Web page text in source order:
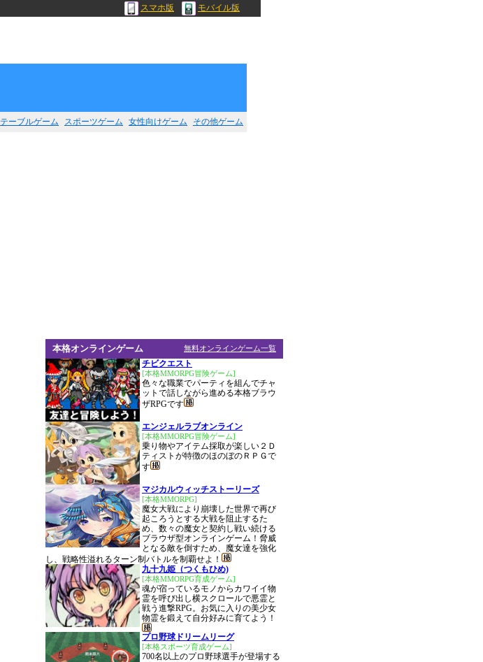
スマホ版 モバイル版
テーブルゲーム スポーツゲーム 女性向けゲーム その他ゲーム
無料オンラインゲーム一覧
本格オンラインゲーム
チビクエスト
[本格MMORPG冒険ゲーム]
色々な職業でパーティを組んでチャ
ットで話しながら進める本格ブラウ
ザRPGです
エンジェルラブオンライン
[本格MMORPG冒険ゲーム]
乗り物やアイテム採取が楽しい２Ｄ
ティストが特徴のほのぼのＲＰＧで
す
マジカルウィッチストーリーズ
[本格MMORPG]
魔女大戦により崩壊した世界で再び
起ころうとする大戦を阻止するた
め、数々の魔女と契約し戦い続ける
ブラウザ型オンラインゲーム！脅威
となる敵を倒すため、魔女達を強化
し、戦略性溢れるターン制バトルを制覇せよ！
九十九姫（つくもひめ)
[本格MMORPG育成ゲーム]
魂が宿っているモノからカワイイ物
霊を呼び出し横スクロールで悪霊と
戦う進撃RPG。お気に入りの美少女
物霊を鍛えて自分好みに育てよう！
プロ野球ドリームリーグ
[本格スポーツ育成ゲーム]
700名以上のプロ野球選手が登場する